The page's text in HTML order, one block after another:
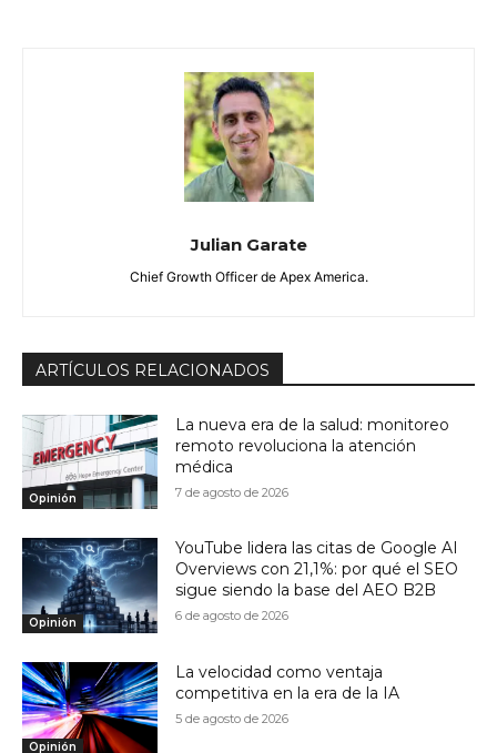
Julian Garate
Chief Growth Officer de Apex America.
ARTÍCULOS RELACIONADOS
Opinión
La nueva era de la salud: monitoreo
remoto revoluciona la atención
médica
7 de agosto de 2026
Opinión
YouTube lidera las citas de Google AI
Overviews con 21,1%: por qué el SEO
sigue siendo la base del AEO B2B
6 de agosto de 2026
Opinión
La velocidad como ventaja
competitiva en la era de la IA
5 de agosto de 2026